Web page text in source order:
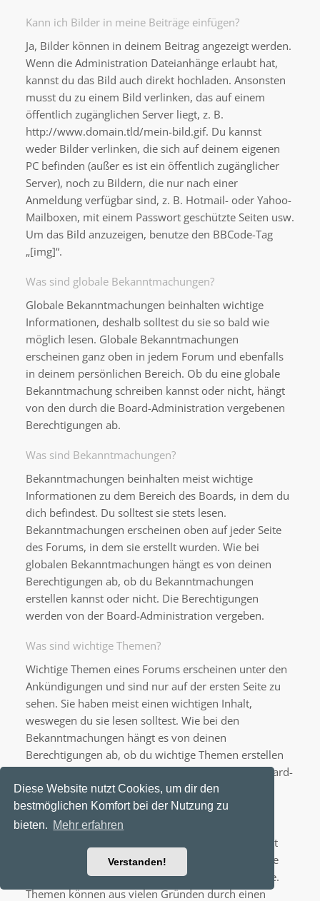
Diese Website nutzt Cookies, um dir den
bestmöglichen Komfort bei der Nutzung zu
bieten. Mehr erfahren
Verstanden!
Kann ich Bilder in meine Beiträge einfügen?
Ja, Bilder können in deinem Beitrag angezeigt werden.
Wenn die Administration Dateianhänge erlaubt hat,
kannst du das Bild auch direkt hochladen. Ansonsten
musst du zu einem Bild verlinken, das auf einem
öffentlich zugänglichen Server liegt, z. B.
http://www.domain.tld/mein-bild.gif. Du kannst
weder Bilder verlinken, die sich auf deinem eigenen
PC befinden (außer es ist ein öffentlich zugänglicher
Server), noch zu Bildern, die nur nach einer
Anmeldung verfügbar sind, z. B. Hotmail- oder Yahoo-
Mailboxen, mit einem Passwort geschützte Seiten usw.
Um das Bild anzuzeigen, benutze den BBCode-Tag
„[img]“.
Was sind globale Bekanntmachungen?
Globale Bekanntmachungen beinhalten wichtige
Informationen, deshalb solltest du sie so bald wie
möglich lesen. Globale Bekanntmachungen
erscheinen ganz oben in jedem Forum und ebenfalls
in deinem persönlichen Bereich. Ob du eine globale
Bekanntmachung schreiben kannst oder nicht, hängt
von den durch die Board-Administration vergebenen
Berechtigungen ab.
Was sind Bekanntmachungen?
Bekanntmachungen beinhalten meist wichtige
Informationen zu dem Bereich des Boards, in dem du
dich befindest. Du solltest sie stets lesen.
Bekanntmachungen erscheinen oben auf jeder Seite
des Forums, in dem sie erstellt wurden. Wie bei
globalen Bekanntmachungen hängt es von deinen
Berechtigungen ab, ob du Bekanntmachungen
erstellen kannst oder nicht. Die Berechtigungen
werden von der Board-Administration vergeben.
Was sind wichtige Themen?
Wichtige Themen eines Forums erscheinen unter den
Ankündigungen und sind nur auf der ersten Seite zu
sehen. Sie haben meist einen wichtigen Inhalt,
weswegen du sie lesen solltest. Wie bei den
Bekanntmachungen hängt es von deinen
Berechtigungen ab, ob du wichtige Themen erstellen
kannst oder nicht; die Berechtigungen stellt die Board-
Administration ein.
Was sind geschlossene Themen?
Geschlossene Themen sind Themen, in denen nicht
mehr geantwortet werden kann und bei denen eine
laufende Umfrage, falls vorhanden, beendet wurde.
Themen können aus vielen Gründen durch einen